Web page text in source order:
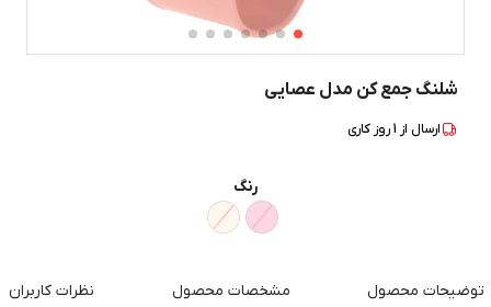
شلنگ جمع کن مدل عصایی
ارسال از 1روز کاری
رنگ
توضیحات محصول مشخصات محصول نظرات کاربران